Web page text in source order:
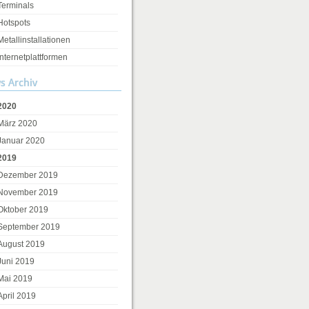
Internetplattformen
Archiv
2020
2020
2019
2019
2019
2019
2019
2019
2019
2019